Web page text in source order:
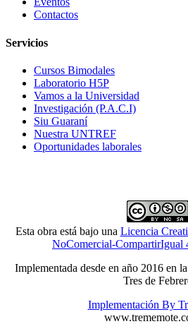
Contactos
Servicios
Cursos Bimodales
Laboratorio H5P
Vamos a la Universidad
Investigación (P.A.C.I)
Siu Guaraní
Nuestra UNTREF
Oportunidades laborales
Esta obra está bajo una Licencia
NoComercial-CompartirIgual
Implementada desde en año 2016 en
Tres de
Implementación By